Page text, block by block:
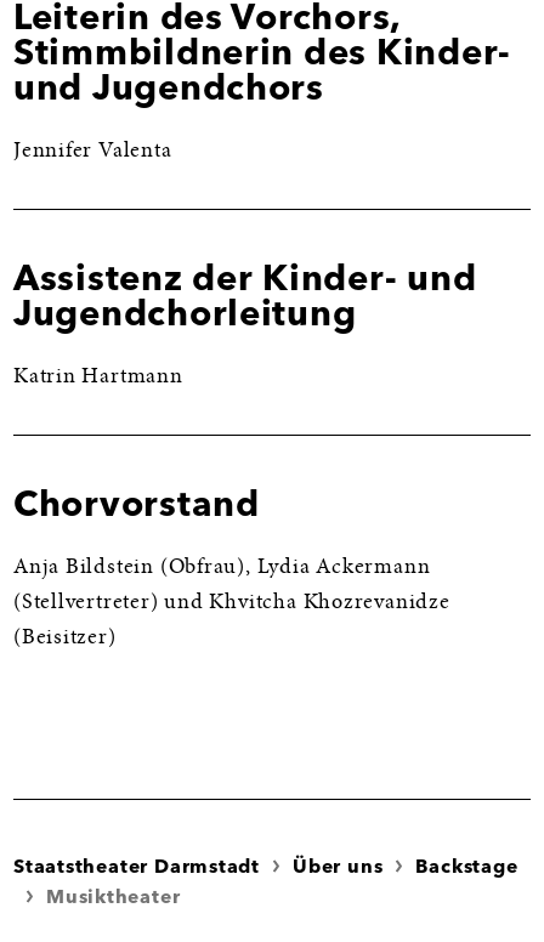
Leiterin des Vorchors,
Stimmbildnerin des Kinder-
und Jugendchors
Jennifer Valenta
Assistenz der Kinder- und
Jugendchorleitung
Katrin Hartmann
Chorvorstand
Anja Bildstein (Obfrau), Lydia Ackermann
(Stellvertreter) und Khvitcha Khozrevanidze
(Beisitzer)
Staatstheater Darmstadt Über uns
Backstage
Musiktheater